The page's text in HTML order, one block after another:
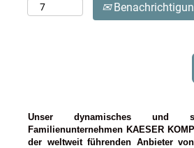
Unser dynamisches und
Familienunternehmen KAESER
der weltweit führenden Anbieter